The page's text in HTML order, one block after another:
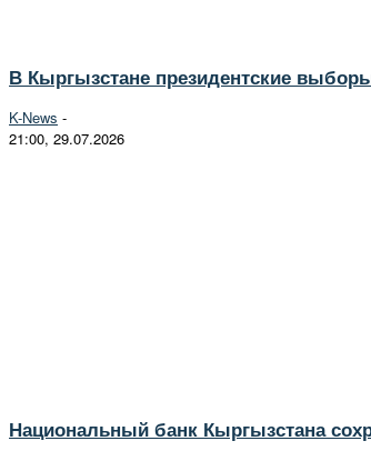
В Кыргызстане президентские
K-News -
21:00, 29.07.2026
Национальный банк Кыргызстана